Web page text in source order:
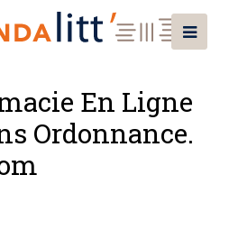
En Ligne
Ordonnance.